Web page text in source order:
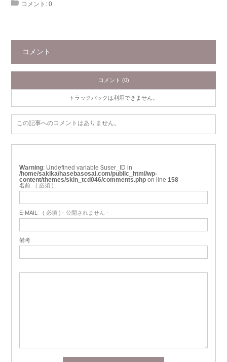
コメント: 0
コメント
コメント (0)
トラックバックは利用できません。
この記事へのコメントはありません。
Warning : Undefined variable $user_ID in
/home/sakika/hasebasosai.com/public_html/wp-
content/themes/skin_tcd046/comments.php on line 158
名前 ( 必須 )
E-MAIL ( 必須 ) - 公開されません -
備考